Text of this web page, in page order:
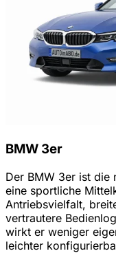
BMW 3er
Der BMW 3er ist die
eine sportliche
Antriebsvielfalt,
vertrautere
wirkt er weniger
leichter